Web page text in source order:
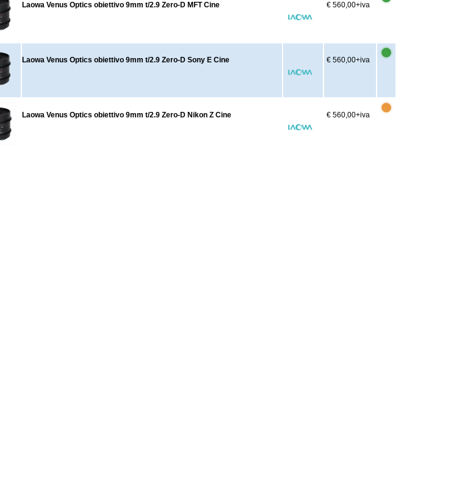
Laowa Venus Optics obiettivo 9mm t/2.9 Zero-D MFT Cine € 560,00+iva
Laowa Venus Optics obiettivo 9mm t/2.9 Zero-D Sony E Cine € 560,00+iva
Laowa Venus Optics obiettivo 9mm t/2.9 Zero-D Nikon Z Cine € 560,00+iva